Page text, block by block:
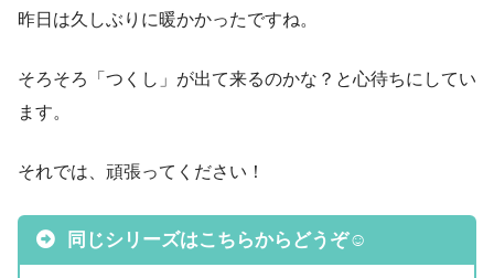
昨日は久しぶりに暖かかったですね。
そろそろ「つくし」が出て来るのかな？と心待ちにしてい
ます。
それでは、頑張ってください！
同じシリーズはこちらからどうぞ☺